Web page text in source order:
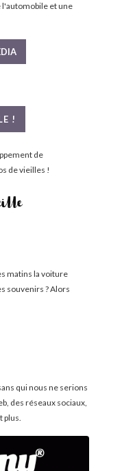
l'automobile et une
!
de
de vieilles !
matins la voiture
souvenirs ? Alors
qui nous ne serions
des réseaux sociaux,
plus.